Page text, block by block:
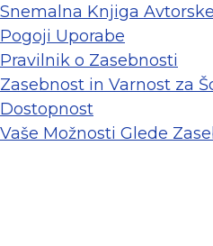
Snemalna Knjiga
Pogoji Uporabe
Pravilnik o Zasebnosti
Zasebnost in Varnost za
Dostopnost
Vaše Možnosti Glede